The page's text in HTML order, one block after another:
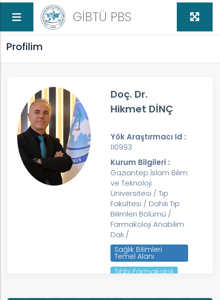
GİBTÜ PBS
Profilim
Doç. Dr.
Hikmet DİNÇ
Yök Araştırmacı Id :
110993
Kurum Bilgileri :
Gaziantep İslam Bilim
ve Teknoloji
Üniversitesi / Tıp
Fakültesi / Dahili Tıp
Bilimleri Bölümü /
Farmakoloji Anabilim
Dalı /
Sağlık Bilimleri
Temel Alanı
Tıbbi Farmakoloji